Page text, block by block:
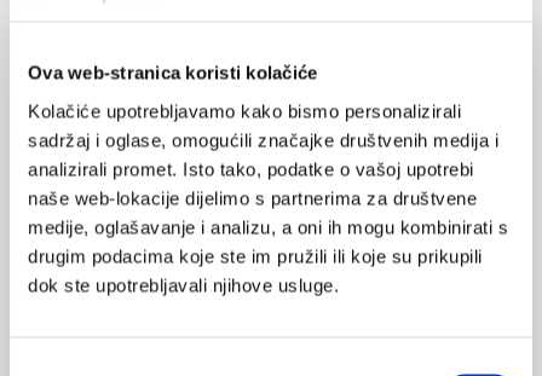
Ova web-stranica koristi kolačiće
Kolačiće upotrebljavamo kako bismo personalizirali
sadržaj i oglase, omogućili značajke društvenih medija i
analizirali promet. Isto tako, podatke o vašoj upotrebi
naše web-lokacije dijelimo s partnerima za društvene
medije, oglašavanje i analizu, a oni ih mogu kombinirati s
drugim podacima koje ste im pružili ili koje su prikupili
dok ste upotrebljavali njihove usluge.
oporavak
oporavak od moždanog udara
NA VRH
VEZANI SADRŽAJ